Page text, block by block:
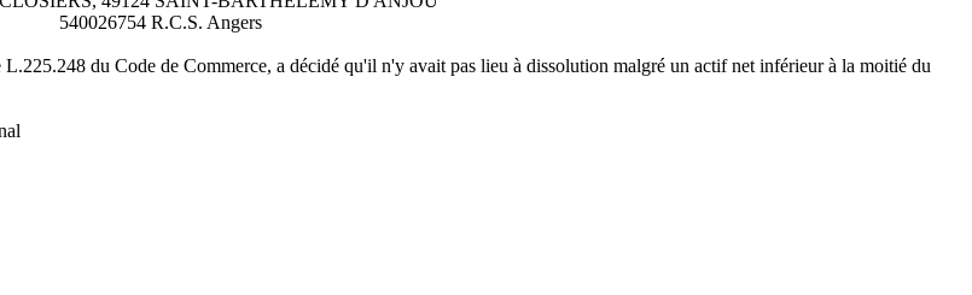
540026754 R.C.S. Angers
du Code de Commerce, a décidé qu'il n'y avait pas lieu à dissolution malgré un actif net inférieur à la moitié du